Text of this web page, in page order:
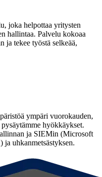
joka helpottaa yritysten
hallintaa. Palvelu kokoaa
ja tekee työstä selkeää,
ympäri vuorokauden,
hyökkäykset.
ja SIEMin (Microsoft
ja uhkanmetsästyksen.